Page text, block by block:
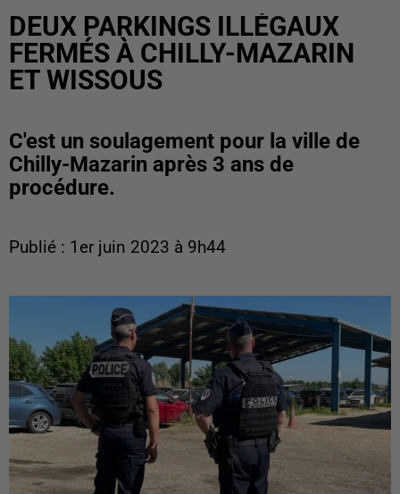
DEUX PARKINGS ILLÉGAUX
FERMÉS À CHILLY-MAZARIN
ET WISSOUS
C'est un soulagement pour la ville de
Chilly-Mazarin après 3 ans de
procédure.
Publié : 1er juin 2023 à 9h44